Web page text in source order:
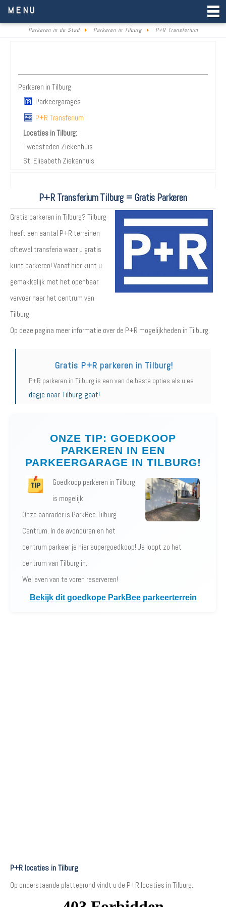
MENU
Parkeren in de Stad Parkeren in Tilburg P+R Transferium
Parkeren in Tilburg
Parkeergarages
P+R Transferium
Locaties in Tilburg:
Tweesteden Ziekenhuis
St. Elisabeth Ziekenhuis
P+R Transferium Tilburg = Gratis Parkeren
Gratis parkeren in Tilburg? Tilburg
heeft een aantal P+R terreinen
oftewel transferia waar u gratis
kunt parkeren! Vanaf hier kunt u
gemakkelijk met het openbaar
vervoer naar het centrum van
Tilburg.
Op deze pagina meer informatie over de P+R mogelijkheden in Tilburg.
Gratis P+R parkeren in Tilburg!
P+R parkeren in Tilburg is een van de beste opties als u ee
dagje naar Tilburg gaat!
ONZE TIP: GOEDKOOP
PARKEREN IN EEN
PARKEERGARAGE IN TILBURG!
Goedkoop parkeren in Tilburg
is mogelijk!
Onze aanrader is ParkBee Tilburg
Centrum. In de avonduren en het
centrum parkeer je hier supergoedkoop! Je loopt zo het
centrum van Tilburg in.
Wel even van te voren reserveren!
Bekijk dit goedkope ParkBee parkeerterrein
P+R locaties in Tilburg
Op onderstaande plattegrond vindt u de P+R locaties in Tilburg.